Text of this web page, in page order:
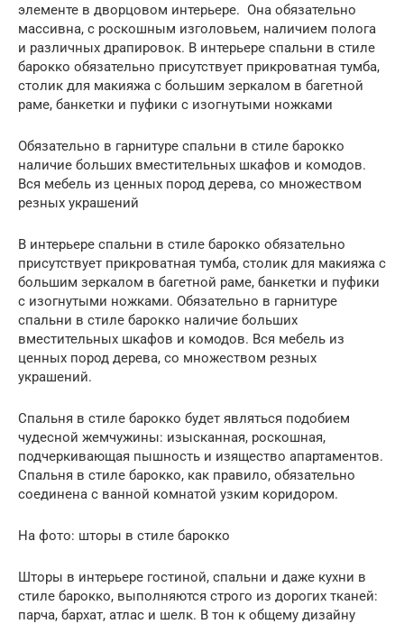
элементе в дворцовом интерьере. Она обязательно
массивна, с роскошным изголовьем, наличием полога
и различных драпировок. В интерьере спальни в стиле
барокко обязательно присутствует прикроватная тумба,
столик для макияжа с большим зеркалом в багетной
раме, банкетки и пуфики с изогнутыми ножками
Обязательно в гарнитуре спальни в стиле барокко
наличие больших вместительных шкафов и комодов.
Вся мебель из ценных пород дерева, со множеством
резных украшений
В интерьере спальни в стиле барокко обязательно
присутствует прикроватная тумба, столик для макияжа с
большим зеркалом в багетной раме, банкетки и пуфики
с изогнутыми ножками. Обязательно в гарнитуре
спальни в стиле барокко наличие больших
вместительных шкафов и комодов. Вся мебель из
ценных пород дерева, со множеством резных
украшений.
Спальня в стиле барокко будет являться подобием
чудесной жемчужины: изысканная, роскошная,
подчеркивающая пышность и изящество апартаментов.
Спальня в стиле барокко, как правило, обязательно
соединена с ванной комнатой узким коридором.
На фото: шторы в стиле барокко
Шторы в интерьере гостиной, спальни и даже кухни в
стиле барокко, выполняются строго из дорогих тканей:
парча, бархат, атлас и шелк. В тон к общему дизайну